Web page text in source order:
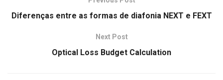
Diferenças entre as formas de diafonia NEXT e FEXT
Next Post
Optical Loss Budget Calculation